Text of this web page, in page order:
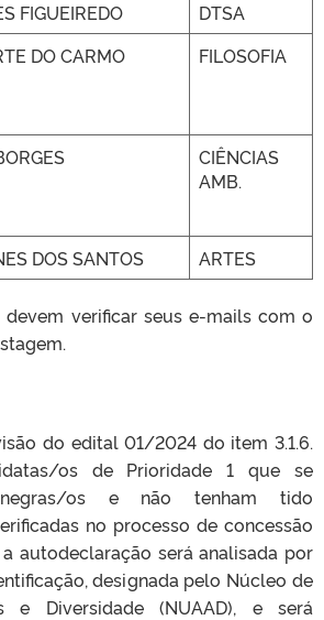
FIGUEIREDO
DTSA
DO CARMO
FILOSOFIA
CIÊNCIAS
AMB.
DOS SANTOS ARTES
verificar seus e-mails com o
do edital 01/2024 do item 3.1.6.
os de Prioridade 1 que se
negras/os e não tenham tido
no processo de concessão
autodeclaração será analisada por
designada pelo Núcleo de
e Diversidade (NUAAD), e será